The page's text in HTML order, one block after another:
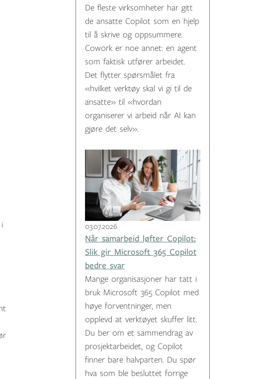
De fleste virksomheter har gitt
de ansatte Copilot som en hjelp
til å skrive og oppsummere.
Cowork er noe annet: en agent
som faktisk utfører arbeidet.
Det flytter spørsmålet fra
«hvilket verktøy skal vi gi til de
ansatte» til «hvordan
organiserer vi arbeid når AI kan
gjøre det selv».
03.07.2026
Når samarbeid løfter Copilot:
Slik gir Microsoft 365 Copilot
bedre svar
Mange organisasjoner har tatt i
bruk Microsoft 365 Copilot med
høye forventninger, men
opplevd at verktøyet skuffer litt.
Du ber om et sammendrag av
prosjektarbeidet, og Copilot
finner bare halvparten. Du spør
hva som ble besluttet forrige